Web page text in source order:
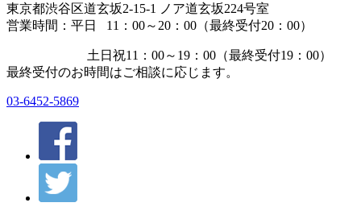
東京都渋谷区道玄坂2-15-1 ノア道玄坂224号室
営業時間：平日 11：00～20：00（最終受付20：00）
土日祝11：00～19：00（最終受付19：00）
最終受付のお時間はご相談に応じます。
03-6452-5869